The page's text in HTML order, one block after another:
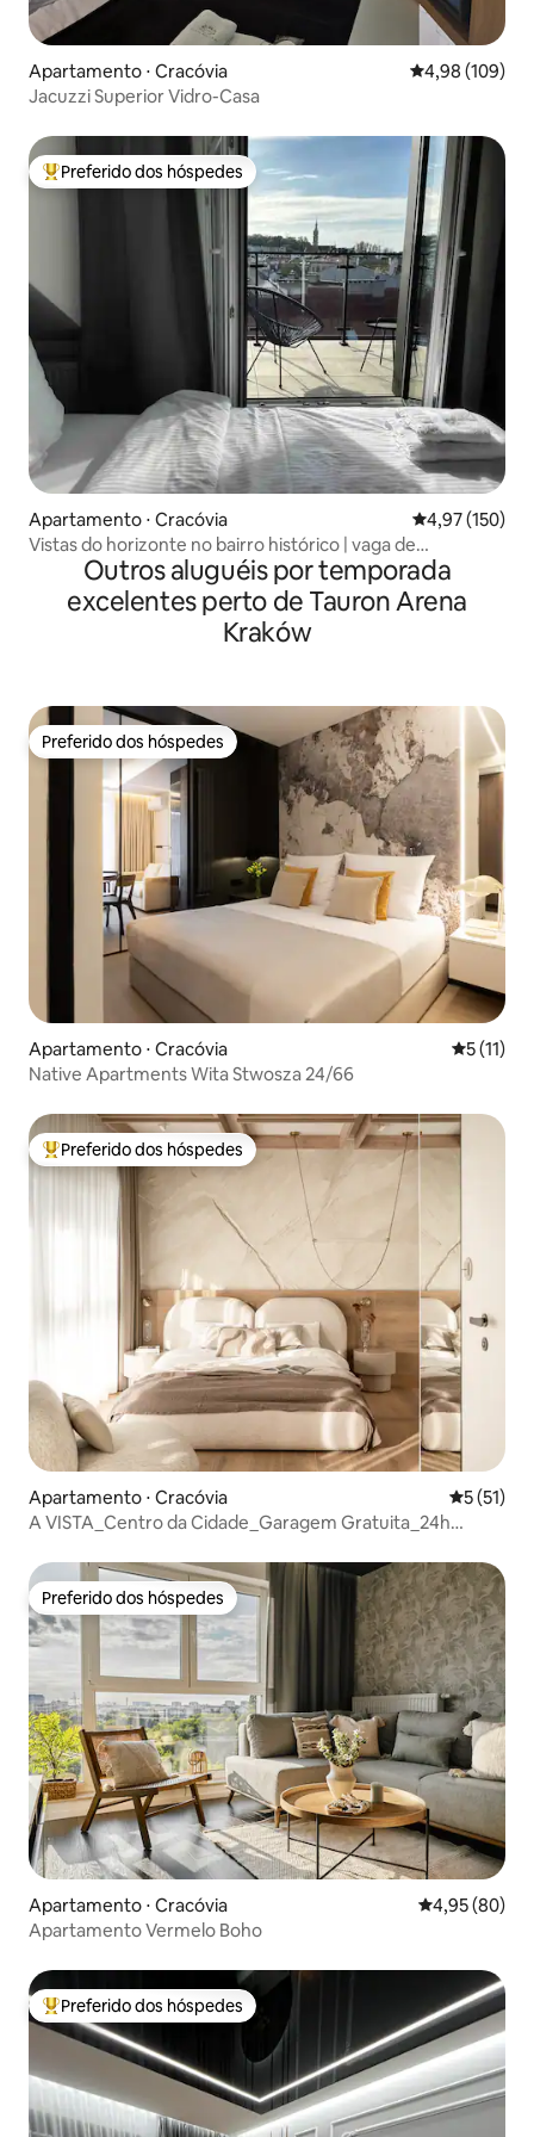
Apartamento ⋅ Cracóvia 4,98 de uma
4,98 (109)
Jacuzzi Superior Vidro-Casa
Entre os melhores preferidos dos hóspedes
Preferido dos hóspedes
Apartamento ⋅ Cracóvia 4,97 de uma
4,97 (150)
Vistas do horizonte no bairro histórico | vaga de
estacionamento
Outros aluguéis por temporada
excelentes perto de Tauron Arena
Kraków
Preferido dos hóspedes
Preferido dos hóspedes
Apartamento ⋅ Cracóvia 5 de uma
5 (11)
Native Apartments Wita Stwosza 24/66
Entre os melhores preferidos dos hóspedes
Preferido dos hóspedes
Apartamento ⋅ Cracóvia 5 de uma
5 (51)
A VISTA_Centro da Cidade_Garagem Gratuita_24h
Preferido dos hóspedes
Preferido dos hóspedes
Apartamento ⋅ Cracóvia 4,95 de uma
4,95 (80)
Apartamento Vermelo Boho
Entre os melhores preferidos dos hóspedes
Preferido dos hóspedes